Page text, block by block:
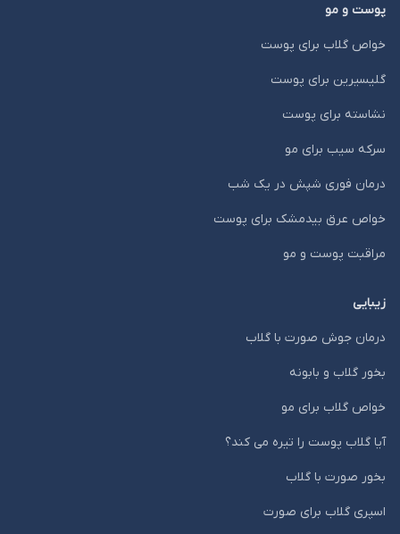
پوست و مو
خواص گلاب برای پوست
گلیسیرین برای پوست
نشاسته برای پوست
سرکه سیب برای مو
درمان فوری شپش در یک شب
خواص عرق بیدمشک برای پوست
مراقبت پوست و مو
زیبایی
درمان جوش صورت با گلاب
بخور گلاب و بابونه
خواص گلاب برای مو
آیا گلاب پوست را تیره می کند؟
بخور صورت با گلاب
اسپری گلاب برای صورت